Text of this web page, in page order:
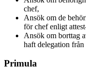
chef,
Ansök om de
för chef enligt
Ansök om borttag
haft delegation från
Primula